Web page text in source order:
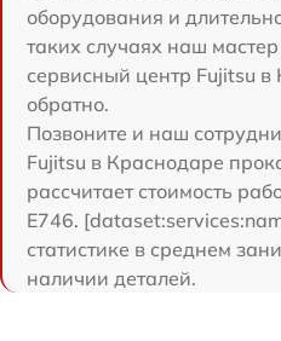
оборудования и
таких случаях наш
сервисный центр Fujitsu в
обратно.
Позвоните и наш
Fujitsu в Краснодаре
рассчитает стоимость
E746.
статистике в среднем
наличии деталей.